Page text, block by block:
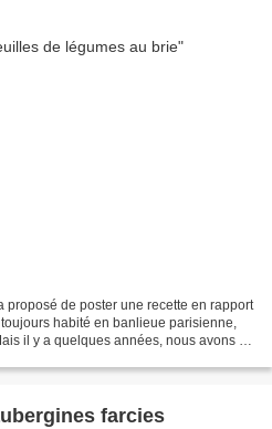
proposé de poster une recette en rapport
habité en banlieue parisienne,
il y a quelques années, nous avons "
farcies